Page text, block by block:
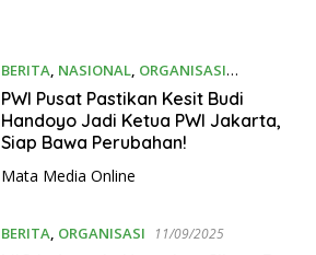
BERITA, NASIONAL, ORGANISASI
15/10/2025
PWI Pusat Pastikan Kesit Budi
Handoyo Jadi Ketua PWI Jakarta,
Siap Bawa Perubahan!
Mata Media Online
BERITA, ORGANISASI 11/09/2025